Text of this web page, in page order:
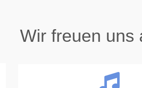
Wir freuen uns